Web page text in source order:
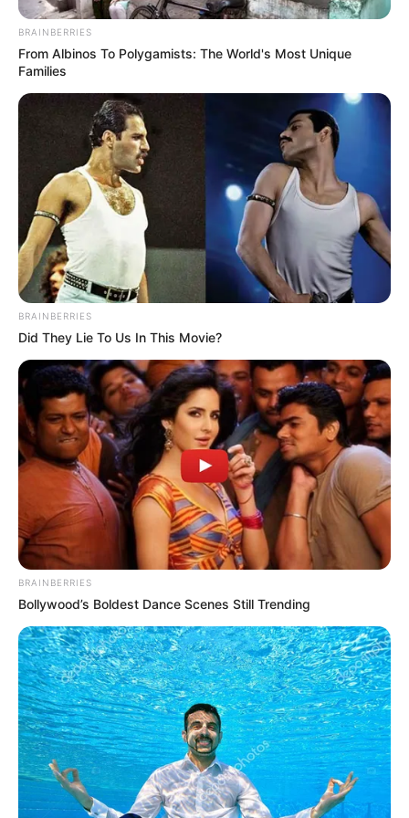
ПОЛІТИКА СХЕМИ
Закарпатський рух «SAVE ФОП»
повністю перейшов під контроль
ОПЗЖ
09.01.2021
На Закарпатті ініціатива «SAVE ФОП» повністю
Роберт Іванчо за сумісництвом є членом
Мукачівської міської організації ОПЗЖ, від якої
балотувався…
BRAINBERRIES
From Albinos To Polygamists: The World's Most Unique
Families
BRAINBERRIES
Did They Lie To Us In This Movie?
BRAINBERRIES
Bollywood’s Boldest Dance Scenes Still Trending